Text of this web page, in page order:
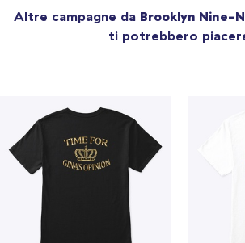
Altre campagne da Brooklyn Nine-
ti potrebbero